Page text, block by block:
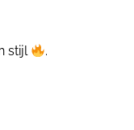
stijl .